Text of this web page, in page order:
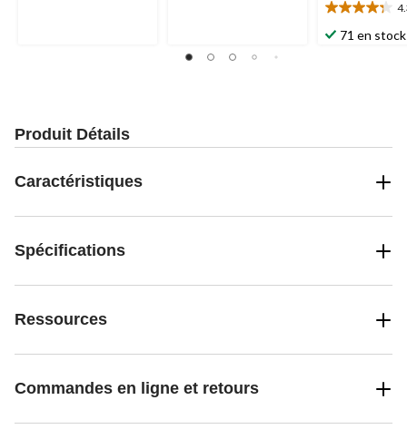
4.3
étoile(s)
71 en stock
Produit Détails
Caractéristiques
Spécifications
Ressources
Commandes en ligne et retours